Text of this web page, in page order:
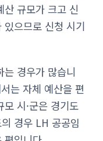
산 규모가 크고 신
으므로 신청 시기
는 경우가 많습니
는 자체 예산을 편
시·군은 경기도
경우 LH 공공임